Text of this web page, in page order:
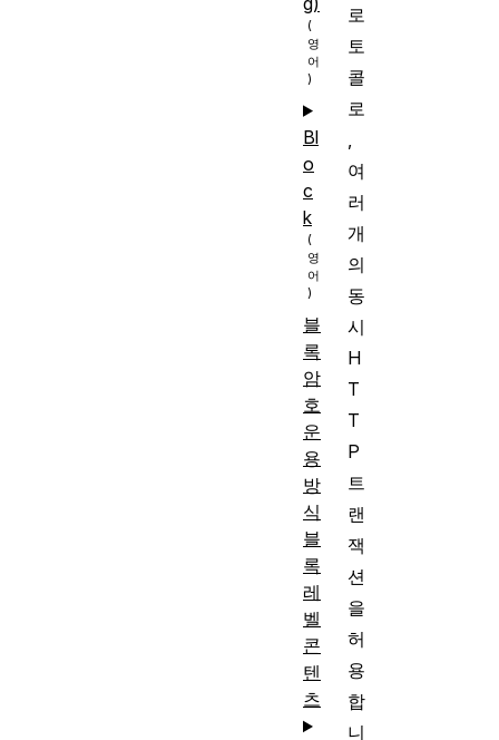
로
토
콜
로
,
여
러
개
의
동
시
H
T
T
P
트
랜
잭
션
을
허
용
합
니
Bl
o
c
k
블
록
암
호
운
용
방
식
블
록
레
벨
콘
텐
츠